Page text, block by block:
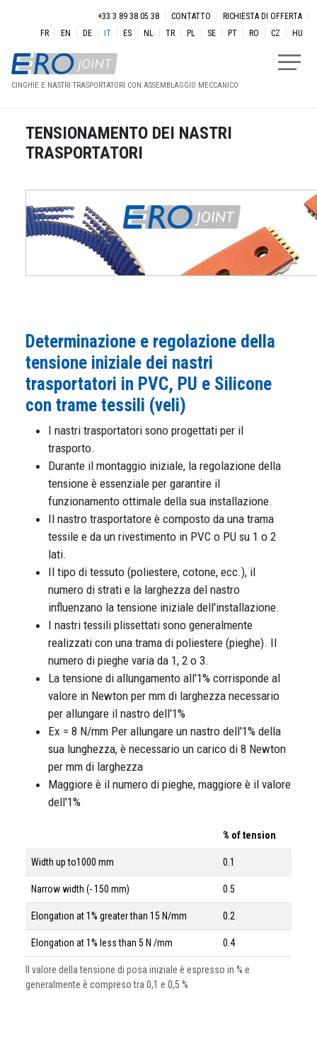
Menu secondaire
+33 3 89 38 05 38 CONTATTO
RICHIESTA DI OFFERTA
FR
EN DE IT ES NL TR PL SE PT RO CZ HU
CINGHIE E NASTRI TRASPORTATORI CON ASSEMBLAGGIO MECCANICO
TENSIONAMENTO DEI NASTRI
TRASPORTATORI
Determinazione e regolazione della
tensione iniziale dei nastri
trasportatori in PVC, PU e Silicone
con trame tessili (veli)
I nastri trasportatori sono progettati per il
trasporto.
Durante il montaggio iniziale, la regolazione della
tensione è essenziale per garantire il
funzionamento ottimale della sua installazione.
Il nastro trasportatore è composto da una trama
tessile e da un rivestimento in PVC o PU su 1 o 2
lati.
Il tipo di tessuto (poliestere, cotone, ecc.), il
numero di strati e la larghezza del nastro
influenzano la tensione iniziale dell'installazione.
I nastri tessili plissettati sono generalmente
realizzati con una trama di poliestere (pieghe). Il
numero di pieghe varia da 1, 2 o 3.
La tensione di allungamento all'1% corrisponde al
valore in Newton per mm di larghezza necessario
per allungare il nastro dell'1%
Ex = 8 N/mm Per allungare un nastro dell'1% della
sua lunghezza, è necessario un carico di 8 Newton
per mm di larghezza
Maggiore è il numero di pieghe, maggiore è il valore
dell'1%
Il valore della tensione di posa iniziale è espresso in % e
generalmente è compreso tra 0,1 e 0,5 %
% of tension
Width up to1000 mm 0.1
Narrow width (- 150 mm) 0.5
Elongation at 1% greater than 15 N/mm 0.2
Elongation at 1% less than 5 N /mm 0.4